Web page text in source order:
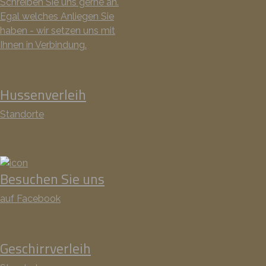
Egal welches Anliegen Sie
haben - wir setzen uns mit
Ihnen in Verbindung.
Hussenverleih
Standorte
Besuchen Sie uns
auf Facebook
Geschirrverleih